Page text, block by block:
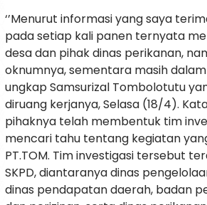
‘’Menurut informasi yang saya
pada setiap kali panen ternyata
desa dan pihak dinas perikanan,
oknumnya, sementara masih dalam
ungkap Samsurizal Tombolotutu
diruang kerjanya, Selasa (18/4).
pihaknya telah membentuk tim
mencari tahu tentang kegiatan
PT.TOM. Tim investigasi tersebut
SKPD, diantaranya dinas
dinas pendapatan daerah, badan